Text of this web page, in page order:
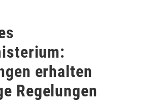
erhalten
Regelungen